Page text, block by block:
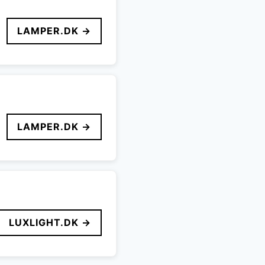
LAMPER.DK →
LAMPER.DK →
LUXLIGHT.DK →